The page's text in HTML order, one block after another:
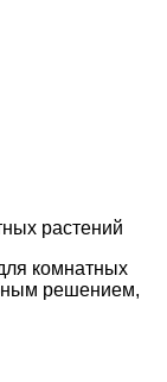
растений
комнатных
решением,